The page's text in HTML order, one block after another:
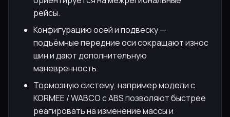
рейсы.
Конфигурацию осей и подвеску —
подъёмные передние оси сокращают износ
шин и дают дополнительную
маневренность.
Тормозную систему, например модели с
KORMEE / WABCO с ABS позволяют быстрее
реагировать на изменение массы и